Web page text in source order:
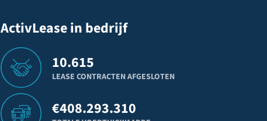
ActivLease in bedrijf
10.615
LEASE CONTRACTEN AFGESLOTEN
€408.293.310